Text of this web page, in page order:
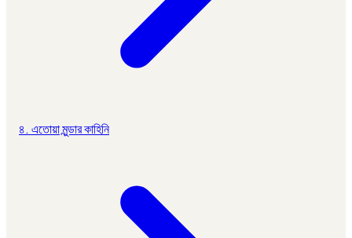
৪. এতোয়া মুন্ডার কাহিনি